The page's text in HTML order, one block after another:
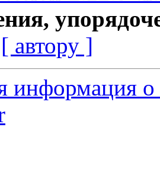
[ автору ]
информация о